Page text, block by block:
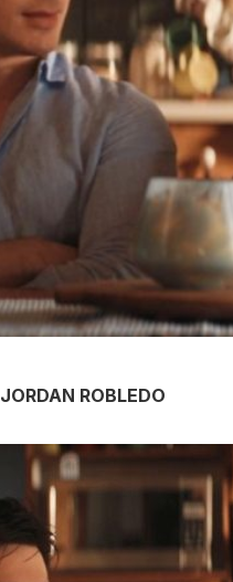
JORDAN ROBLEDO